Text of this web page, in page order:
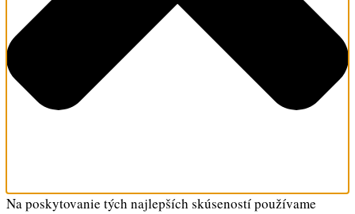
Na poskytovanie tých najlepších skúseností používame